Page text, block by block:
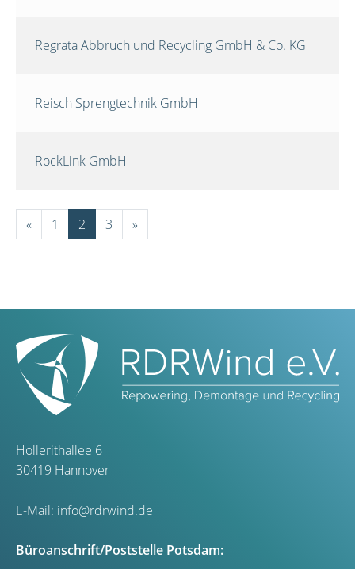
Regrata Abbruch und Recycling GmbH & Co. KG
Reisch Sprengtechnik GmbH
RockLink GmbH
« 1 2 3 »
Hollerithallee 6
30419 Hannover
E-Mail: info@rdrwind.de
Büroanschrift/Poststelle Potsdam: